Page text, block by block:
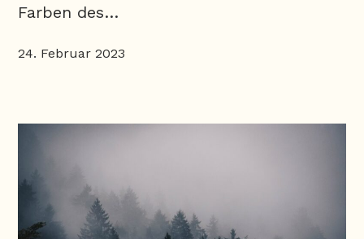
Farben des…
24. Februar 2023